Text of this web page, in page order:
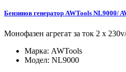
Бензинов генератор AWTools NL9000/
Монофазен агрегат за ток 2 x
Марка: AWTools
Модел: NL9000